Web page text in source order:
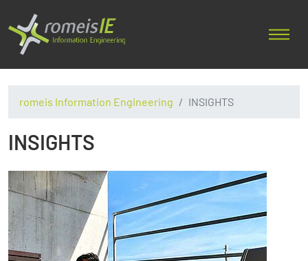
romeis Information Engineering INSIGHTS
INSIGHTS